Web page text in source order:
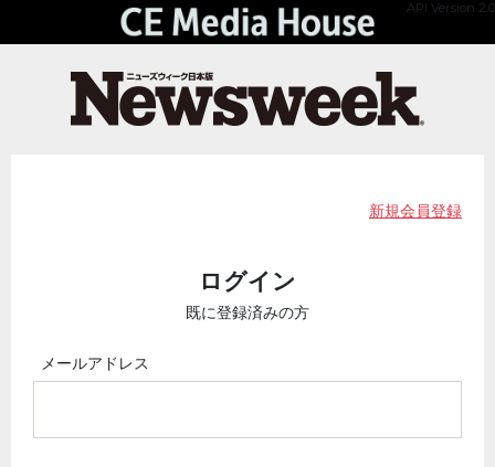
API Version 2.0
新規会員登録
ログイン
既に登録済みの方
メールアドレス